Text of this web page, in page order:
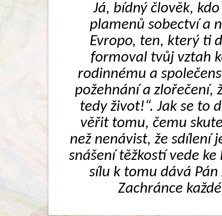
Já, bídný člověk,
plamenů sobectví a
Evropo, ten, který ti
formoval tvůj vztah
rodinnému a
požehnání a zlořečení,
tedy život!“. Jak se to
věřit tomu, čemu
než nenávist, že sdílení
snášení těžkostí vede
sílu k tomu dává Pán
Zachránce